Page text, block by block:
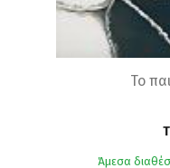
Το
Άμεσα